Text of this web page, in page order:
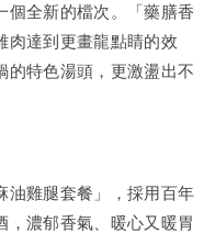
個全新的檔次。「藥膳香
肉達到更畫龍點睛的效
的特色湯頭，更激盪出不
油雞腿套餐」，採用百年
，濃郁香氣、暖心又暖胃